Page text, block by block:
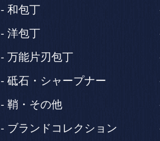
和包丁
洋包丁
万能片刃包丁
砥石・シャープナー
鞘・その他
ブランドコレクション